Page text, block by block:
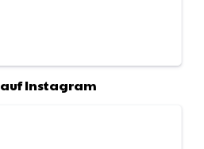
auf Instagram